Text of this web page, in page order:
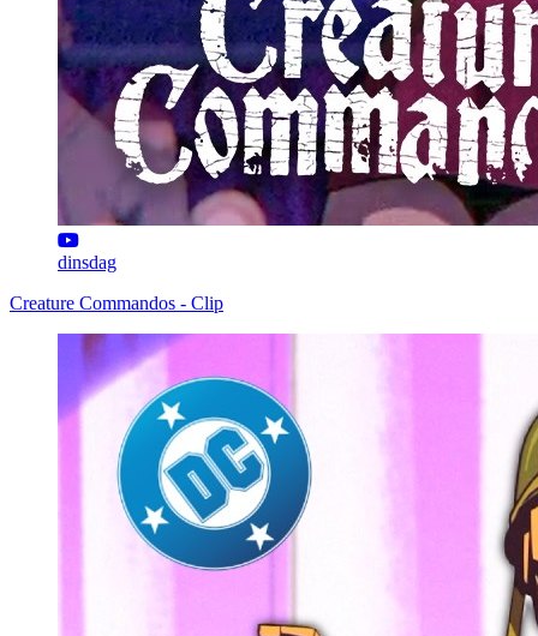
dinsdag
Creature Commandos - Clip